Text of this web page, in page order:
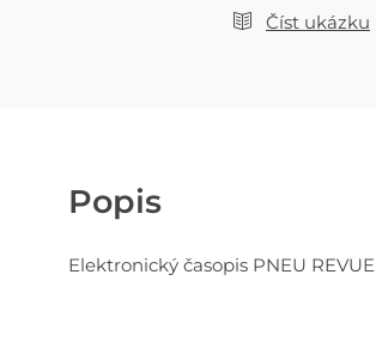
Číst ukázku
Popis
Elektronický časopis PNEU REVUE